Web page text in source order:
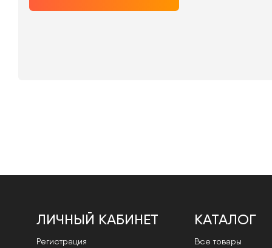
ЛИЧНЫЙ КАБИНЕТ
Регистрация
КАТАЛОГ
Все товары